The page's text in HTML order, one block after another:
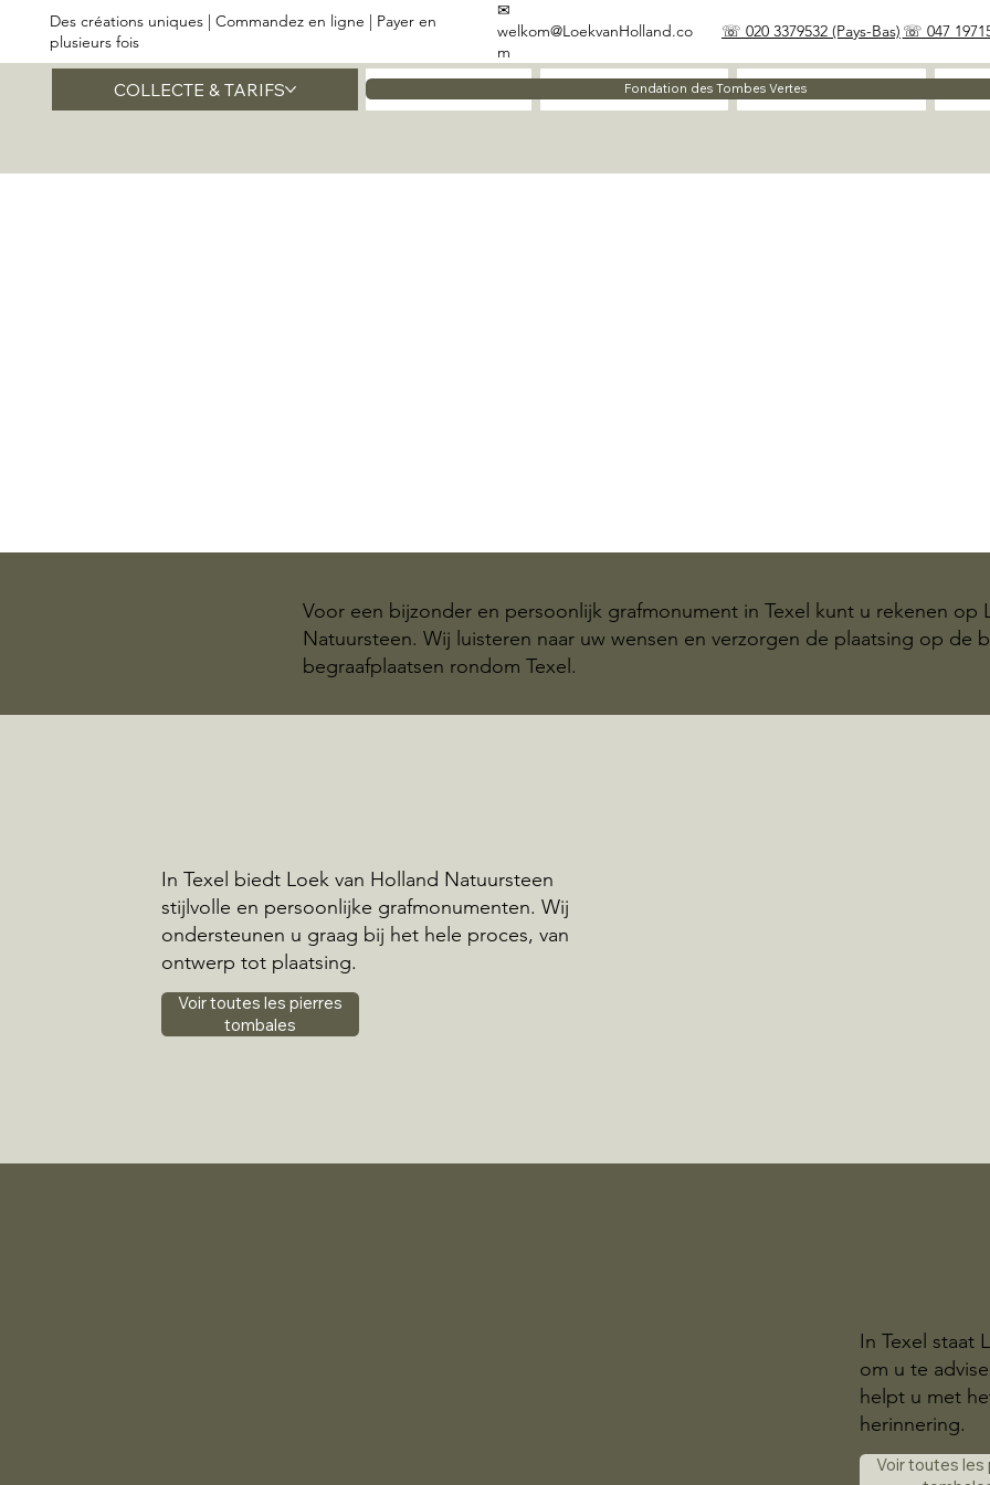
Des créations uniques | Commandez en ligne | Payer en
plusieurs fois
☏ 020 3379532 (Pays-Bas) ☏ 047
✉
welkom@LoekvanHolland.co
m
COLLECTE & TARIFS À propos Matériaux
Fondation des Tombes Vertes
Voor een bijzonder en persoonlijk grafmonument in Texel kunt u rekenen op
Natuursteen. Wij luisteren naar uw wensen en verzorgen de plaatsing op de
begraafplaatsen rondom Texel.
In Texel biedt Loek van Holland Natuursteen
stijlvolle en persoonlijke grafmonumenten. Wij
ondersteunen u graag bij het hele proces, van
ontwerp tot plaatsing.
Voir toutes les pierres
tombales
In Texel staat
om u te
helpt u met
herinnering.
Voir toutes les